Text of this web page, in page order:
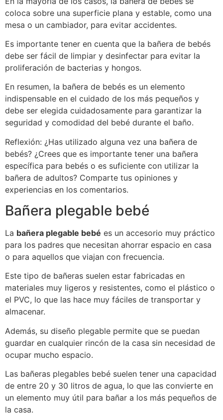
coloca sobre una superficie plana y estable, como una
mesa o un cambiador, para evitar accidentes.
Es importante tener en cuenta que la bañera de bebés
debe ser fácil de limpiar y desinfectar para evitar la
proliferación de bacterias y hongos.
En resumen, la bañera de bebés es un elemento
indispensable en el cuidado de los más pequeños y
debe ser elegida cuidadosamente para garantizar la
seguridad y comodidad del bebé durante el baño.
Reflexión: ¿Has utilizado alguna vez una bañera de
bebés? ¿Crees que es importante tener una bañera
específica para bebés o es suficiente con utilizar la
bañera de adultos? Comparte tus opiniones y
experiencias en los comentarios.
Bañera plegable bebé
La bañera plegable bebé es un accesorio muy práctico
para los padres que necesitan ahorrar espacio en casa
o para aquellos que viajan con frecuencia.
Este tipo de bañeras suelen estar fabricadas en
materiales muy ligeros y resistentes, como el plástico o
el PVC, lo que las hace muy fáciles de transportar y
almacenar.
Además, su diseño plegable permite que se puedan
guardar en cualquier rincón de la casa sin necesidad de
ocupar mucho espacio.
Las bañeras plegables bebé suelen tener una capacidad
de entre 20 y 30 litros de agua, lo que las convierte en
un elemento muy útil para bañar a los más pequeños de
la casa.